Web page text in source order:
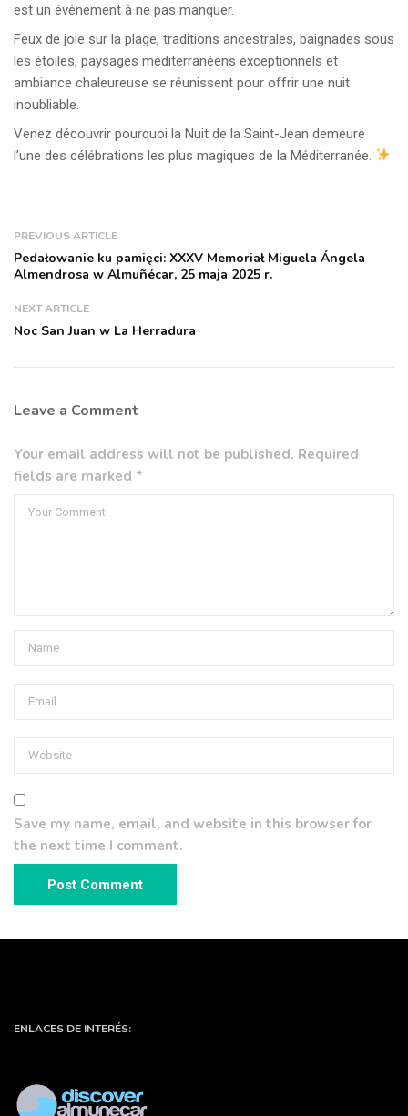
est un événement à ne pas manquer.
Feux de joie sur la plage, traditions ancestrales, baignades sous
les étoiles, paysages méditerranéens exceptionnels et
ambiance chaleureuse se réunissent pour offrir une nuit
inoubliable.
Venez découvrir pourquoi la Nuit de la Saint-Jean demeure
l’une des célébrations les plus magiques de la Méditerranée.
PREVIOUS ARTICLE
Pedałowanie ku pamięci: XXXV Memoriał Miguela Ángela
Almendrosa w Almuñécar, 25 maja 2025 r.
NEXT ARTICLE
Noc San Juan w La Herradura
Leave a Comment
Your email address will not be published. Required
fields are marked *
Save my name, email, and website in this browser for
the next time I comment.
ENLACES DE INTERÉS: